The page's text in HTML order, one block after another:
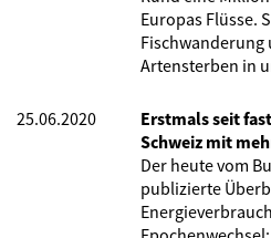
Europas Flüsse.
Fischwanderung
Artensterben in
25.06.2020
Erstmals seit
Schweiz mit
Der heute vom
publizierte